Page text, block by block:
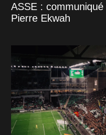
ASSE :
Pierre Ekwah